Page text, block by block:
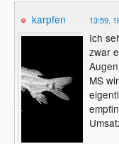
karpfen 13:59,
Ich
zwar
MS